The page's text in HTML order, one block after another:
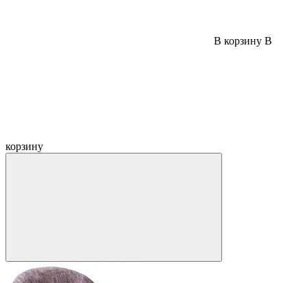
В корзину В
корзину